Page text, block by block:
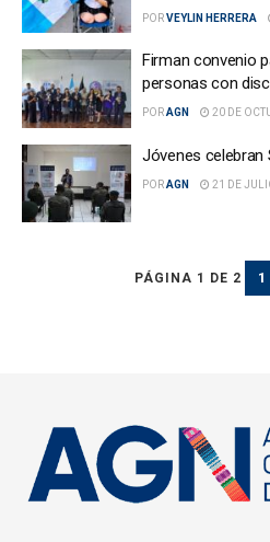
PORVEYLIN HERRERA
Firman convenio
personas con
PORAGN 20 DE
Jóvenes celebran
PORAGN 21 DE
PÁGINA 1 DE 2 1